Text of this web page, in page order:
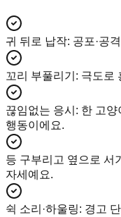
귀 뒤로 납작: 공포·공
꼬리 부풀리기 : 극도로
끊임없는 응시 : 한 고양
행동이에요.
등 구부리고 옆으로 서기
자세예요.
쉭 소리·하울링: 경고